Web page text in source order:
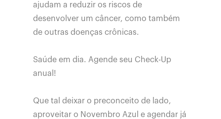
ajudam a reduzir os riscos de
desenvolver um câncer, como também
de outras doenças crônicas.
Saúde em dia. Agende seu Check-Up
anual!
Que tal deixar o preconceito de lado,
aproveitar o Novembro Azul e agendar já